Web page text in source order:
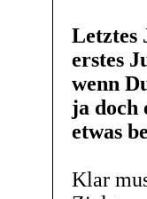
Letztes
erstes
wenn
ja doch
etwas
Klar